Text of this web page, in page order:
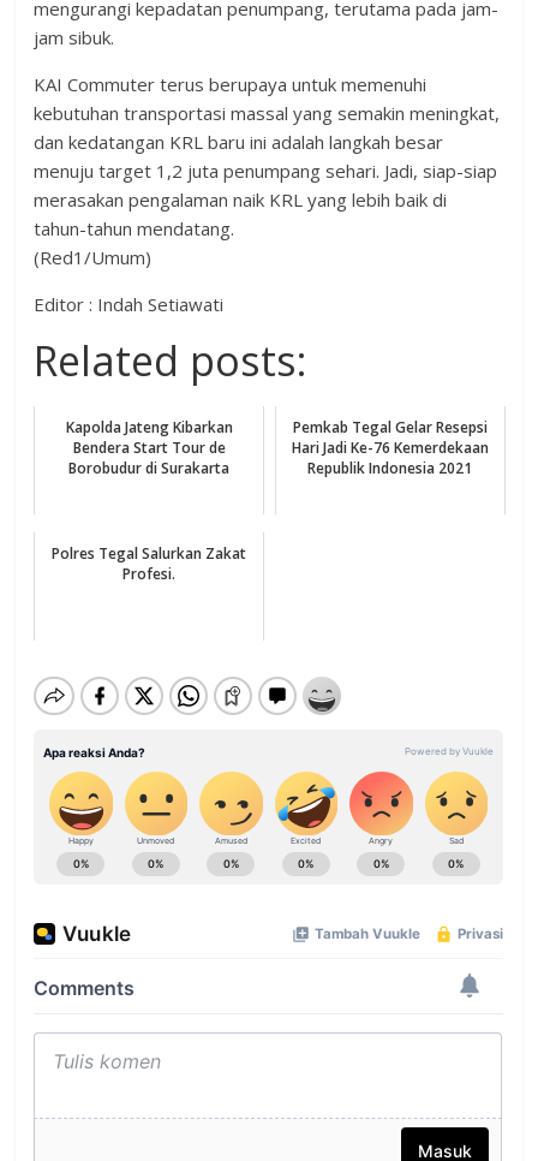
mengurangi kepadatan penumpang, terutama pada jam-
jam sibuk.
KAI Commuter terus berupaya untuk memenuhi
kebutuhan transportasi massal yang semakin meningkat,
dan kedatangan KRL baru ini adalah langkah besar
menuju target 1,2 juta penumpang sehari. Jadi, siap-siap
merasakan pengalaman naik KRL yang lebih baik di
tahun-tahun mendatang.
(Red1/Umum)
Editor : Indah Setiawati
Related posts:
Kapolda Jateng Kibarkan
Bendera Start Tour de
Borobudur di Surakarta
Pemkab Tegal Gelar Resepsi
Hari Jadi Ke-76 Kemerdekaan
Republik Indonesia 2021
Polres Tegal Salurkan Zakat
Profesi.